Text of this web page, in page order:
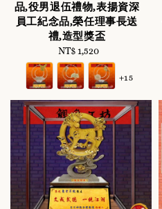
品,役男退伍禮物,表揚資深
員工紀念品,榮任理事長送
禮,造型獎盃
Regular
price
NT$ 1,520
+15